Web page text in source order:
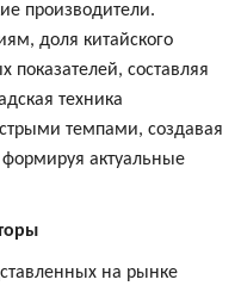
производители.
доля китайского
показателей, составляя
техника
темпами, создавая
актуальные
на рынке